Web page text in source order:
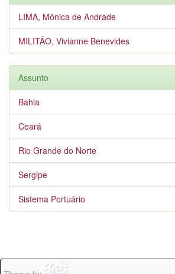
LIMA, Mônica de Andrade
MILITÃO, Vivianne Benevides
Assunto
Bahia
Ceará
Rio Grande do Norte
Sergipe
Sistema Portuário